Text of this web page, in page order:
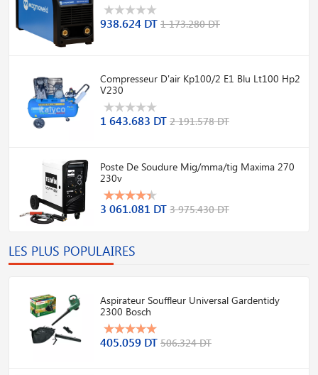
938.624 DT 1 173.280 DT
Compresseur D'air Kp100/2 E1 Blu Lt100 Hp2
V230
1 643.683 DT 2 191.578 DT
Poste De Soudure Mig/mma/tig Maxima 270
230v
3 061.081 DT 3 975.430 DT
LES PLUS POPULAIRES
Aspirateur Souffleur Universal Gardentidy
2300 Bosch
405.059 DT 506.324 DT